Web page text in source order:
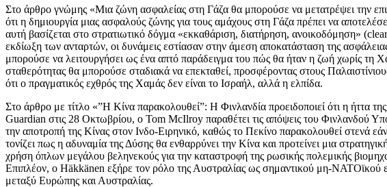
Στο άρθρο γνώμης «Μια ζώνη ασφαλείας στη Γάζα θα μπορούσε να μετατρέψει την
ότι η δημιουργία μιας ασφαλούς ζώνης για τους αμάχους στη Γάζα πρέπει να
αυτή βασίζεται στο στρατιωτικό δόγμα «εκκαθάριση, διατήρηση, ανοικοδόμηση»
εκδίωξη των ανταρτών, οι δυνάμεις εστίασαν στην άμεση αποκατάσταση της
μπορούσε να λειτουργήσει ως ένα απτό παράδειγμα του πώς θα ήταν η ζωή χωρίς τη
σταθερότητας θα μπορούσε σταδιακά να επεκταθεί, προσφέροντας στους
ότι ο πραγματικός εχθρός της Χαμάς δεν είναι το Ισραήλ, αλλά η ελπίδα.
Στο άρθρο με τίτλο «”Η Κίνα παρακολουθεί”: Η Φινλανδία προειδοποιεί ότι η ήττα
Guardian στις 28 Οκτωβρίου, ο Tom McIlroy παραθέτει τις απόψεις του Φινλανδού
την αποτροπή της Κίνας στον Ινδο-Ειρηνικό, καθώς το Πεκίνο παρακολουθεί στενά
τονίζει πως η αδυναμία της Δύσης θα ενθαρρύνει την Κίνα και προτείνει μια
χρήση όπλων μεγάλου βεληνεκούς για την καταστροφή της ρωσικής πολεμικής
Επιπλέον, ο Häkkänen εξήρε τον ρόλο της Αυστραλίας ως σημαντικού μη-ΝΑΤΟϊκού
μεταξύ Ευρώπης και Αυστραλίας.